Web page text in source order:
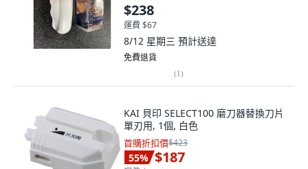
$238
運費 $67
8/12 星期三 預計送達
免費退貨
(1)
KAI 貝印 SELECT100 磨刀器替換刀片
單刃用, 1個, 白色
首購折扣價$423
55% $187